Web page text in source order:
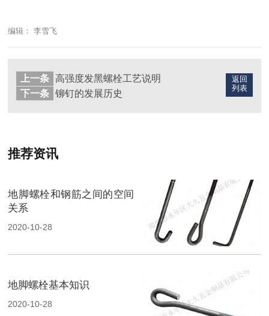
编辑： 李雪飞
返回
列表
上一条
高强度发黑螺栓工艺说明
下一条
铆钉的发展历史
推荐资讯
地脚螺栓和钢筋之间的空间
关系
2020-10-28
地脚螺栓基本知识
2020-10-28